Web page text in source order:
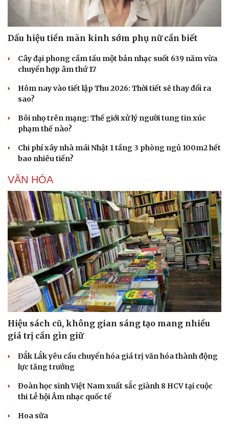
Doanh nghiệp
Thông tin doanh nghiệp
Doanh nghiệp 24h
Doanh nhân
Công nghệ
Sành điệu
Tin Công nghệ
Trải nghiệm
Dấu hiệu tiền mãn kinh sớm phụ nữ cần biết
Cây đại phong cầm tấu một bản nhạc suốt 639 năm vừa
chuyển hợp âm thứ 17
Hôm nay vào tiết lập Thu 2026: Thời tiết sẽ thay đổi ra
sao?
Bôi nhọ trên mạng: Thế giới xử lý người tung tin xúc
phạm thế nào?
Chi phí xây nhà mái Nhật 1 tầng 3 phòng ngủ 100m2 hết
bao nhiêu tiền?
VĂN HÓA
Hiệu sách cũ, không gian sáng tạo mang nhiều
giá trị cần gìn giữ
Đắk Lắk yêu cầu chuyển hóa giá trị văn hóa thành động
lực tăng trưởng
Đoàn học sinh Việt Nam xuất sắc giành 8 HCV tại cuộc
thi Lễ hội Âm nhạc quốc tế
Hoa sữa